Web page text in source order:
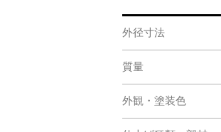
外径寸法
質量
外観・塗装色